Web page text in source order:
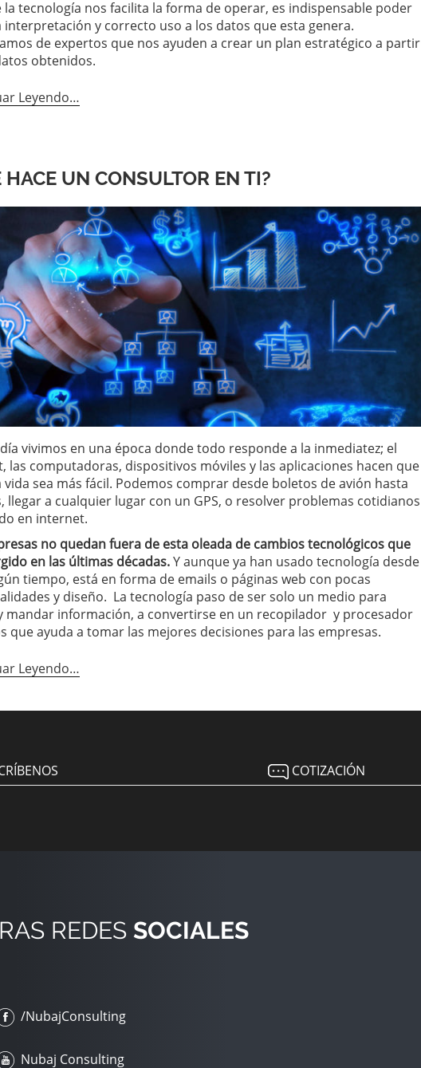
la tecnología nos facilita la forma de operar, es indispensable poder
interpretación y correcto uso a los datos que esta genera.
de expertos que nos ayuden a crear un plan estratégico a partir
obtenidos.
Leyendo…
HACE UN CONSULTOR EN TI?
vivimos en una época donde todo responde a la inmediatez; el
las computadoras, dispositivos móviles y las aplicaciones hacen que
vida sea más fácil. Podemos comprar desde boletos de avión hasta
llegar a cualquier lugar con un GPS, o resolver problemas cotidianos
en internet.
no quedan fuera de esta oleada de cambios tecnológicos que
en las últimas décadas.Y aunque ya han usado tecnología desde
tiempo, está en forma de emails o páginas web con pocas
y diseño. La tecnología paso de ser solo un medio para
mandar información, a convertirse en un recopilador y procesador
que ayuda a tomar las mejores decisiones para las empresas.
Leyendo…
COTIZACIÓN
REDES SOCIALES
/NubajConsulting
Nubaj Consulting